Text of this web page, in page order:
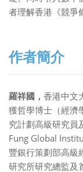
者理解香港《競爭
作者簡介
羅祥國， 香港中文
獲哲學博士（經濟
究計劃高級研究員
Fung Global
豐銀行策劃部高級
研究所研究總監及